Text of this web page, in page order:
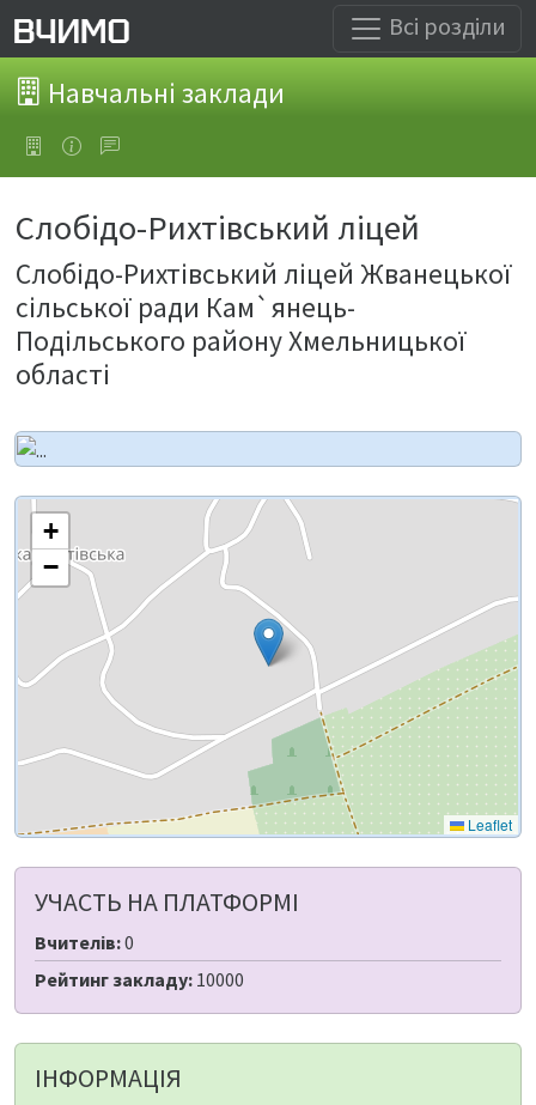
Всі розділи
Навчальні заклади
Слобідо-Рихтівський ліцей
Слобідо-Рихтівський ліцей Жванецької
сільської ради Кам`янець-
Подільського району Хмельницької
області
+
−
Leaflet
УЧАСТЬ НА ПЛАТФОРМІ
Вчителів:0
Рейтинг закладу: 10000
ІНФОРМАЦІЯ